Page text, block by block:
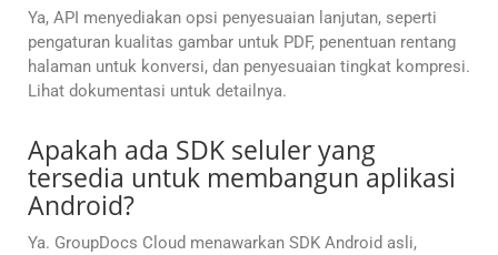
Ya, API menyediakan opsi penyesuaian lanjutan, seperti
pengaturan kualitas gambar untuk PDF, penentuan rentang
halaman untuk konversi, dan penyesuaian tingkat kompresi.
Lihat dokumentasi untuk detailnya.
Apakah ada SDK seluler yang
tersedia untuk membangun aplikasi
Android?
Ya. GroupDocs Cloud menawarkan SDK Android asli,